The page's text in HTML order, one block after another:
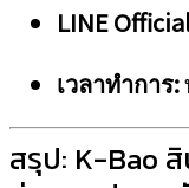
LINE
เวลาทำการ:
สรุป: K-Bao